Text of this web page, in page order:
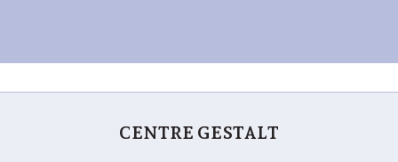
CENTRE GESTALT